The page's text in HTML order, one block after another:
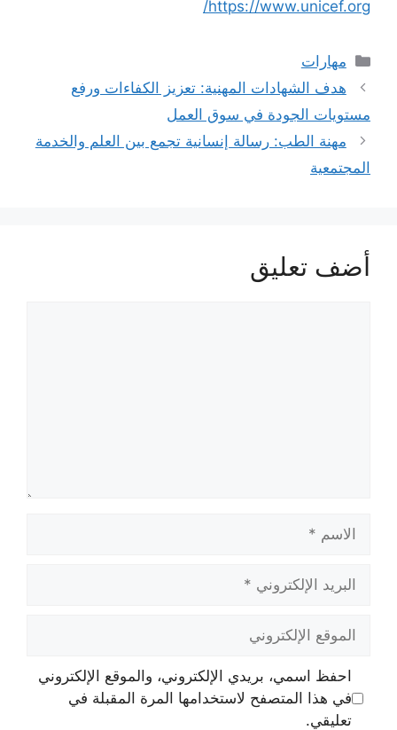
https://www.unicef.org/
التصنيفات
مهارات
هدف الشهادات المهنية: تعزيز الكفاءات ورفع
مستويات الجودة في سوق العمل
مهنة الطب: رسالة إنسانية تجمع بين العلم والخدمة
المجتمعية
أضف تعليق
الإلكتروني
الإلكتروني
احفظ اسمي، بريدي الإلكتروني، والموقع الإلكتروني
في هذا المتصفح لاستخدامها المرة المقبلة في
تعليقي.